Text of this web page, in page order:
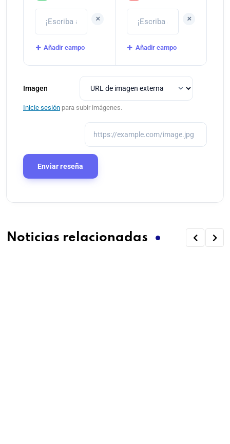
+
Añadir campo
+
Añadir campo
Imagen
Inicie sesión para subir imágenes.
Noticias relacionadas